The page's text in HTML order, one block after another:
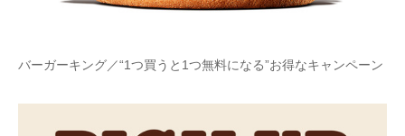
バーガーキング／“1つ買うと1つ無料になる”お得なキャンペーン